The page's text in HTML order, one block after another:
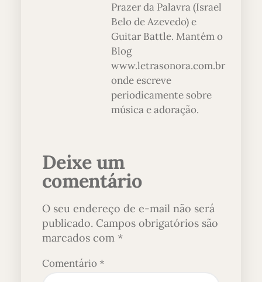
Prazer da Palavra (Israel
Belo de Azevedo) e
Guitar Battle. Mantém o
Blog
www.letrasonora.com.br
onde escreve
periodicamente sobre
música e adoração.
Deixe um
comentário
O seu endereço de e-mail não será
publicado. Campos obrigatórios são
marcados com *
Comentário*